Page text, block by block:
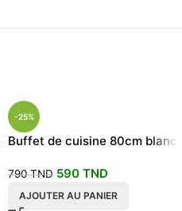
-25%
Buffet de cuisine 80cm blanc
790TND 590 TND
AJOUTER AU PANIER